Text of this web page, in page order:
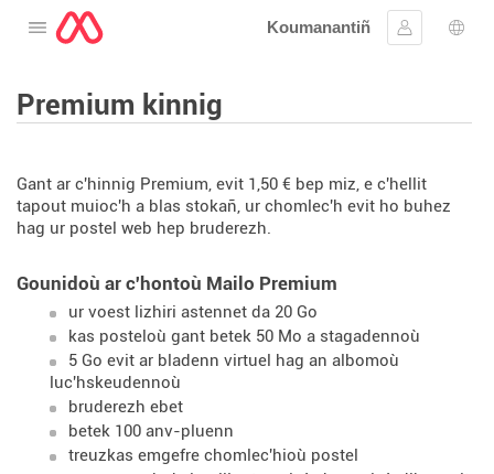
Digeriñ al lañser
Koumanantiñ
Kevreañ
Premium kinnig
Gant ar c'hinnig Premium, evit 1,50 € bep miz, e c'hellit
tapout muioc'h a blas stokañ, ur chomlec'h evit ho buhez
hag ur postel web hep bruderezh.
Gounidoù ar c'hontoù Mailo Premium
ur voest lizhiri astennet da 20 Go
kas posteloù gant betek 50 Mo a stagadennoù
5 Go evit ar bladenn virtuel hag an albomoù
luc'hskeudennoù
bruderezh ebet
betek 100 anv-pluenn
treuzkas emgefre chomlec'hioù postel